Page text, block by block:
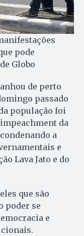
pode
Globo
de perto
passado
população foi
da
a
e
Lava Jato e do
que são
poder se
e